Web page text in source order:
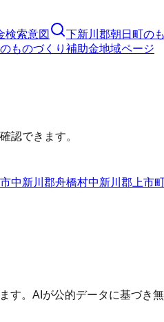
検索意図 下新川郡朝日町の
のものづくり補助金地域ページ
認できます。
中新川郡舟橋村中新川郡上市
。AIが公的データに基づき無